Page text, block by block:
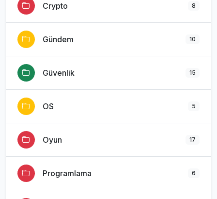
Crypto 8
Gündem 10
Güvenlik 15
OS 5
Oyun 17
Programlama 6